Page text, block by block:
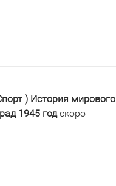
) История мирового
1945 годскоро